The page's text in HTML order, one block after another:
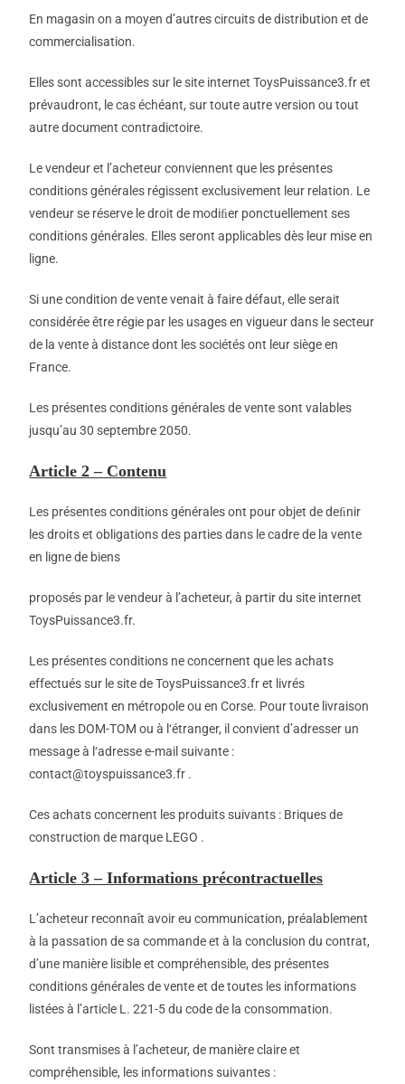
En magasin on a moyen d’autres circuits de distribution et de
commercialisation.
Elles sont accessibles sur le site internet ToysPuissance3.fr et
prévaudront, le cas échéant, sur toute autre version ou tout
autre document contradictoire.
Le vendeur et l’acheteur conviennent que les présentes
conditions générales régissent exclusivement leur relation. Le
vendeur se réserve le droit de modiﬁer ponctuellement ses
conditions générales. Elles seront applicables dès leur mise en
ligne.
Si une condition de vente venait à faire défaut, elle serait
considérée être régie par les usages en vigueur dans le secteur
de la vente à distance dont les sociétés ont leur siège en
France.
Les présentes conditions générales de vente sont valables
jusqu’au 30 septembre 2050.
Article 2 – Contenu
Les présentes conditions générales ont pour objet de deﬁnir
les droits et obligations des parties dans le cadre de la vente
en ligne de biens
proposés par le vendeur à l’acheteur, à partir du site internet
ToysPuissance3.fr.
Les présentes conditions ne concernent que les achats
effectués sur le site de ToysPuissance3.fr et livrés
exclusivement en métropole ou en Corse. Pour toute livraison
dans les DOM-TOM ou à l‘étranger, il convient d’adresser un
message à l‘adresse e-mail suivante :
contact@toyspuissance3.fr .
Ces achats concernent les produits suivants : Briques de
construction de marque LEGO .
Article 3 – Informations précontractuelles
L’acheteur reconnaît avoir eu communication, préalablement
à la passation de sa commande et à la conclusion du contrat,
d’une manière lisible et compréhensible, des présentes
conditions générales de vente et de toutes les informations
listées à l’article L. 221-5 du code de la consommation.
Sont transmises à l’acheteur, de manière claire et
compréhensible, les informations suivantes :